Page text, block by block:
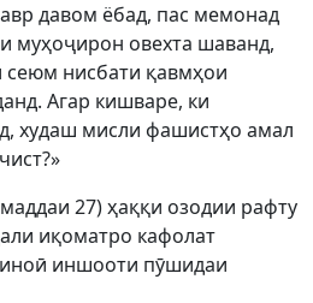
давом ёбад, пас мемонад
муҳоҷирон овехта шаванд,
сеюм нисбати қавмҳои
Агар кишваре, ки
худаш мисли фашистҳо амал
27) ҳаққи озодии рафту
иқоматро кафолат
иншооти пӯшидаи